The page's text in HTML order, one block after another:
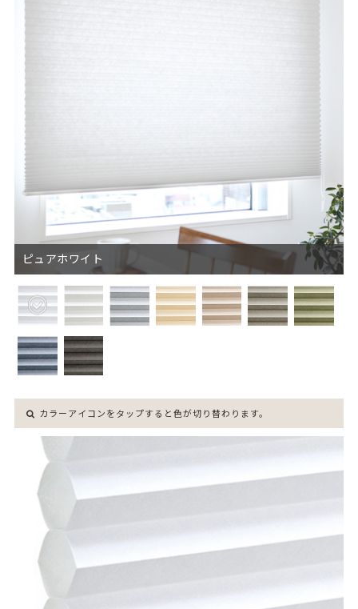
ピュアホワイト
カラーアイコンをタップすると色が切り替わります。